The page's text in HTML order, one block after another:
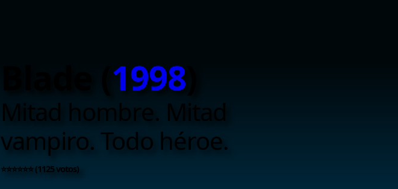
1998
Mitad hombre. Mitad
vampiro. Todo héroe.
⭐⭐⭐⭐⭐⭐ (1125 votos)